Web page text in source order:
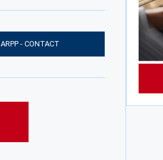
ARPP - CONTACT